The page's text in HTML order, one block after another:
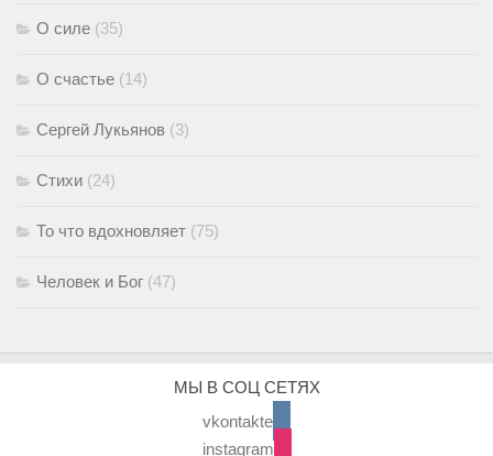
О силе (35)
О счастье (14)
Сергей Лукьянов (3)
Стихи (24)
То что вдохновляет (75)
Человек и Бог (47)
МЫ В СОЦ СЕТЯХ
vkontakte
instagram